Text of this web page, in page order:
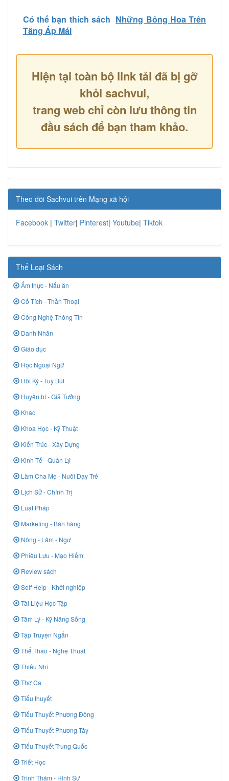
Có thể bạn thích sách Những Bông Hoa Trên
Tầng Áp Mái
Hiện tại toàn bộ link tải đã bị gỡ
khỏi sachvui,
trang web chỉ còn lưu thông tin
đầu sách để bạn tham khảo.
Theo dõi Sachvui trên Mạng xã hội
Facebook | Twitter| Pinterest| Youtube| Tiktok
Thể Loại Sách
Ẩm thực - Nấu ăn
Cổ Tích - Thần Thoại
Công Nghệ Thông Tin
Danh Nhân
Giáo dục
Học Ngoại Ngữ
Hồi Ký - Tuỳ Bút
Huyền bí - Giả Tưởng
Khác
Khoa Học - Kỹ Thuật
Kiến Trúc - Xây Dựng
Kinh Tế - Quản Lý
Làm Cha Mẹ - Nuôi Dạy Trẻ
Lịch Sử - Chính Trị
Luật Pháp
Marketing - Bán hàng
Nông - Lâm - Ngư
Phiêu Lưu - Mạo Hiểm
Review sách
Self Help - Khởi nghiệp
Tài Liệu Học Tập
Tâm Lý - Kỹ Năng Sống
Tập Truyện Ngắn
Thể Thao - Nghệ Thuật
Thiếu Nhi
Thơ Ca
Tiểu thuyết
Tiểu Thuyết Phương Đông
Tiểu Thuyết Phương Tây
Tiểu Thuyết Trung Quốc
Triết Học
Trinh Thám - Hình Sự